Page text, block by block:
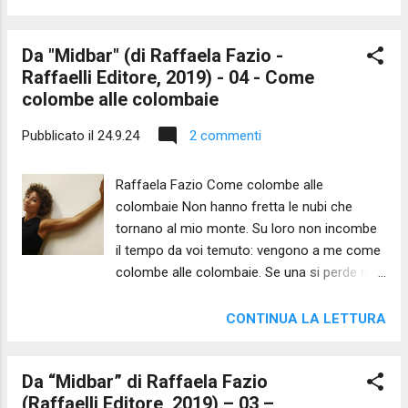
balbuziente. Quando la voce
sogna riunisce il gregge dei suoi suoni e il
tempo le obbedisce. Ma tu, popolo mio ti
tra il seno e il fiume il trono e poi il deserto.
non rinuncio perché ti vedo: sei tu, popolo
incerto che mi pronunci ...
Da "Midbar" (di Raffaela Fazio -
Raffaelli Editore, 2019) - 04 - Come
colombe alle colombaie
Pubblicato il 24.9.24 2 commenti
Raffaela Fazio Come colombe alle
colombaie Non hanno fretta le nubi che
tornano al mio monte. Su loro non incombe
il tempo da voi temuto: vengono a me come
colombe alle colombaie. Se una si perde non
cui fare pace con la fatica e lo spazio che
dell’Eterno che accoglie, mi piace questa
della montagna fedele alle sue nubi, fedele a
CONTINUA LA LETTURA
Da “Midbar” di Raffaela Fazio
(Raffaelli Editore, 2019) – 03 –